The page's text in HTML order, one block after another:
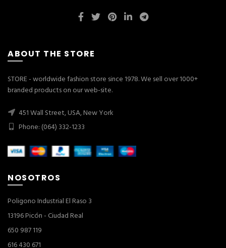
ABOUT THE STORE
STORE - worldwide fashion store since 1978. We sell over 1000+
branded products on our web-site.
451 Wall Street, USA, New York
Phone: (064) 332-1233
NOSOTROS
Poligono Industrial El Raso 3
13196 Picón - Ciudad Real
650 987 119
616 430 671